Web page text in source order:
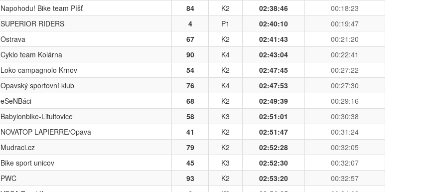
Napohodu! Bike team Píšť 84 K2 02:38:46
00:18:23
SUPERIOR RIDERS 4 P1 02:40:10
00:19:47
Ostrava 67 K2 02:41:43
00:21:20
Cyklo team Kolárna 90 K4 02:43:04
00:22:41
Loko campagnolo Krnov 54 K2 02:47:45
00:27:22
Opavský sportovní klub 76 K4 02:47:53
00:27:30
eSeNBáci 68 K2 02:49:39
00:29:16
Babylonbike-Litultovice 58 K3 02:51:01
00:30:38
NOVATOP LAPIERRE/Opava 41 K2 02:51:47
00:31:24
Mudraci.cz 79 K2 02:52:28
00:32:05
Bike sport unicov 45 K3 02:52:30
00:32:07
PWC 93 K2 02:53:20
00:32:57